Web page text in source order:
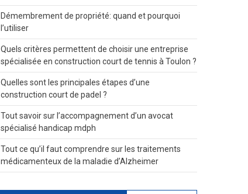
Démembrement de propriété: quand et pourquoi
l’utiliser
Quels critères permettent de choisir une entreprise
spécialisée en construction court de tennis à Toulon ?
Quelles sont les principales étapes d’une
construction court de padel ?
Tout savoir sur l’accompagnement d’un avocat
spécialisé handicap mdph
Tout ce qu’il faut comprendre sur les traitements
médicamenteux de la maladie d’Alzheimer